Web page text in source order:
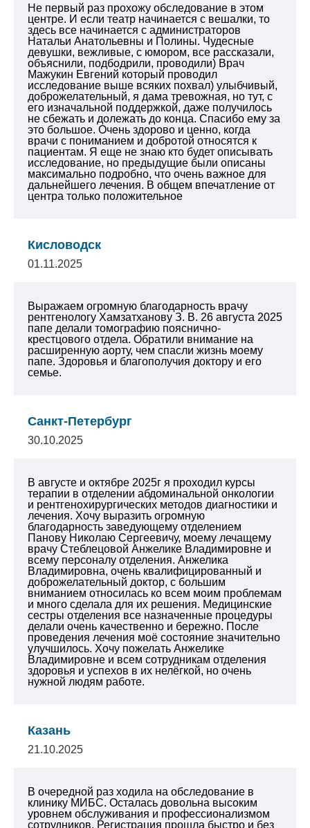
Не первый раз прохожу обследование в этом
центре. И если театр начинается с вешалки, то
здесь все начинается с администраторов
Натальи Анатольевны и Полины. Чудесные
девушки, вежливые, с юмором, все рассказали,
объяснили, подбодрили, проводили) Врач
Мажукин Евгений который проводил
исследование выше всяких похвал) улыбчивый,
доброжелательный, я дама тревожная, но тут, с
его изначальной поддержкой, даже получилось
не сбежать и долежать до конца. Спасибо ему за
это большое. Очень здорово и ценно, когда
врачи с пониманием и добротой относятся к
пациентам. Я еще не знаю кто будет описывать
исследование, но предыдущие были описаны
максимально подробно, что очень важное для
дальнейшего лечения. В общем впечатление от
центра только положительное
Кисловодск
01.11.2025
Выражаем огромную благодарность врачу
рентгенологу Хамзатханову З. В. 26 августа 2025
папе делали томографию пояснично-
крестцового отдела. Обратили внимание на
расширенную аорту, чем спасли жизнь моему
папе. Здоровья и благополучия доктору и его
семье.
Санкт-Петербург
30.10.2025
В августе и октябре 2025г я проходил курсы
терапии в отделении абдоминальной онкологии
и рентгенохирургических методов диагностики и
лечения. Хочу выразить огромную
благодарность заведующему отделением
Панову Николаю Сергеевичу, моему лечащему
врачу Стеблецовой Анжелике Владимировне и
всему персоналу отделения. Анжелика
Владимировна, очень квалифицированный и
доброжелательный доктор, с большим
вниманием относилась ко всем моим проблемам
и много сделала для их решения. Медицинские
сестры отделения все назначенные процедуры
делали очень качественно и бережно. После
проведения лечения моё состояние значительно
улучшилось. Хочу пожелать Анжелике
Владимировне и всем сотрудникам отделения
здоровья и успехов в их нелёгкой, но очень
нужной людям работе.
Казань
21.10.2025
В очередной раз ходила на обследование в
клинику МИБС. Осталась довольна высоким
уровнем обслуживания и профессионализмом
сотрудников. Регистрация прошла быстро и без